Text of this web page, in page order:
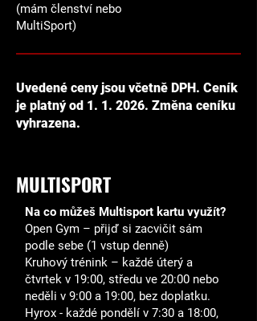
(mám členství nebo
MultiSport)
Uvedené ceny jsou včetně DPH. Ceník
je platný od 1. 1. 2026. Změna ceníku
vyhrazena.
MULTISPORT
Na co můžeš Multisport kartu využít?
Open Gym – přijď si zacvičit sám
podle sebe (1 vstup denně)
Kruhový trénink – každé úterý a
čtvrtek v 19:00, středu ve 20:00 nebo
neděli v 9:00 a 19:00, bez doplatku.
Hyrox - každé pondělí v 7:30 a 18:00,